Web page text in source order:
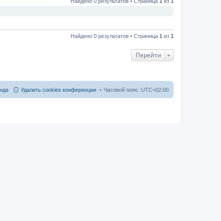
Найдено 0 результатов • Страница 1 из 1
Перейти
Часовой пояс: UTC+02:00
Удалить cookies конференции